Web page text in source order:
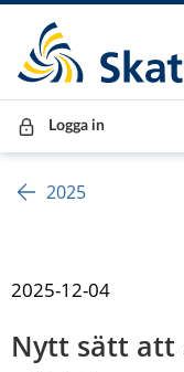
Till innehåll
Till navigationen
Till chattrobot
Logga in
2025
2025-12-04
Nytt sätt att